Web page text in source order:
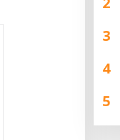
3
4
5